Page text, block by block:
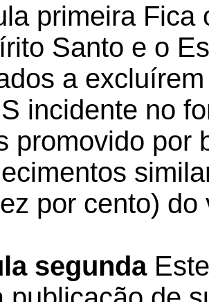
primeira
Santo e o
a
incidente no
promovido por
por cento) do
segunda